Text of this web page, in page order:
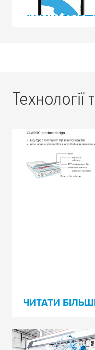
ЧИТАТИ
Технології
Таємниця щасливого
ЧИТАТИ
Намагаєтесь